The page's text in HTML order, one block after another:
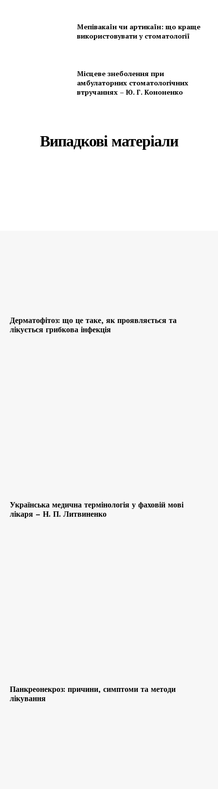
Мепівакаїн чи артикаїн: що краще
використовувати у стоматології
Місцеве знеболення при
амбулаторних стоматологічних
втручаннях – Ю. Г. Кононенко
Випадкові матеріали
Дерматофітоз: що це таке, як проявляється та
лікується грибкова інфекція
Українська медична термінологія у фаховій мові
лікаря – Н. П. Литвиненко
Панкреонекроз: причини, симптоми та методи
лікування